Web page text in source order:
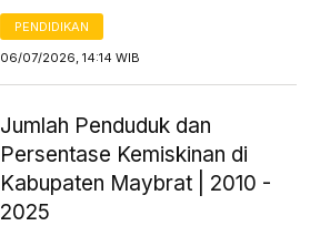
PENDIDIKAN
06/07/2026, 14:14 WIB
Jumlah Penduduk dan
Persentase Kemiskinan di
Kabupaten Maybrat | 2010 -
2025